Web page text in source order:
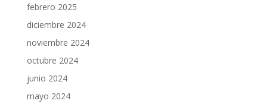
febrero 2025
diciembre 2024
noviembre 2024
octubre 2024
junio 2024
mayo 2024